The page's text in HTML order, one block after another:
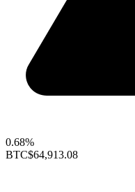
0.68%
BTC$64,913.08